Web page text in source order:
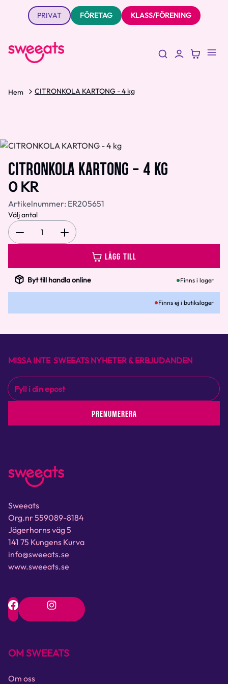
PRIVAT FÖRETAG KLASS/FÖRENING
Hem CITRONKOLA KARTONG - 4 kg
CITRONKOLA KARTONG - 4 KG
0 KR
Artikelnummer: ER205651
Välj antal
1
LÄGG TILL
Byt till handla online Finns i lager
Finns ej i butikslager
MISSA INTE SWEEATS NYHETER & ERBJUDANDEN
PRENUMERERA
Sweeats
Org.nr 559089-8184
Jägerhorns väg 5
141 75 Kungens Kurva
info@sweeats.se
www.sweeats.se
OM SWEEATS
Om oss